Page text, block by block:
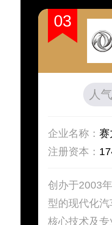
03
人
企业名称： 赛
注册资本：
创办于2003
型的现代化
核心技术及